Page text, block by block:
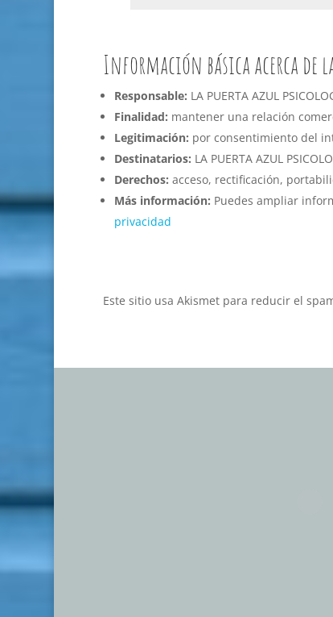
Información básica acerca de
Responsable: LA PUERTA AZUL
Finalidad: mantener una relación
Legitimación: por consentimiento del
Destinatarios: LA PUERTA AZUL
Derechos: acceso, rectificación,
Más información: Puedes ampliar
privacidad
Este sitio usa Akismet para reducir el